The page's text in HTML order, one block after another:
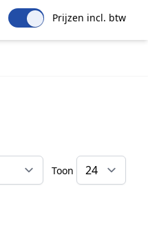
Prijzen incl. btw
Sorteer op
Toon